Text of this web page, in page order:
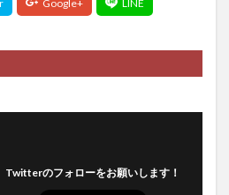
Twitterのフォローをお願いします！